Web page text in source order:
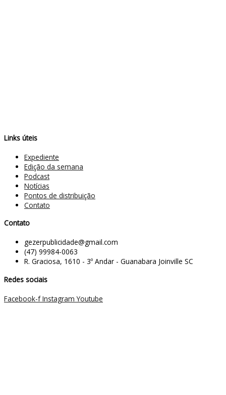
Links úteis
Expediente
Edição da semana
Podcast
Notícias
Pontos de distribuição
Contato
Contato
gezerpublicidade@gmail.com
(47) 99984-0063
R. Graciosa, 1610 - 3º Andar - Guanabara Joinville SC
Redes sociais
Facebook-f Instagram Youtube